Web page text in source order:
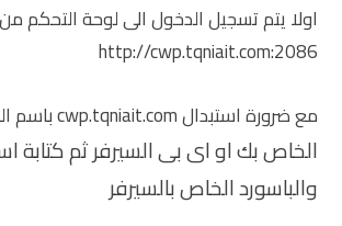
اولا يتم تسجيل الدخول الى لوحة التحكم من
http://cwp.tqniait.com:2086
مع ضرورة استبدال cwp.tqniait.com باسم الهوست نيم
الخاص بك او اى بى السيرفر ثم كتابة
والباسورد الخاص بالسيرفر